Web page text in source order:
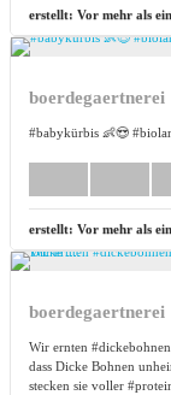
erstellt: Vor mehr als
boerdegaertnerei
#babykürbis 👶😍
erstellt: Vor mehr als
boerdegaertnerei
Wir ernten
dass Dicke Bohnen
stecken sie voller